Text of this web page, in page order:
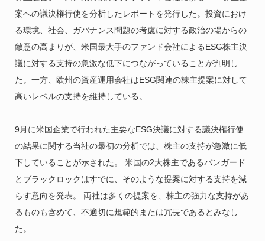
案への議決権行使を分析したレポートを発行した。投資におけ
る環境、社会、ガバナンス問題の考慮に対する政治の場からの
敵意の高まりが、米国最大手のファンド会社によるESG株主決
議に対する支持の急激な低下につながっていることが判明し
た。一方、欧州の資産運用会社はESG関連の株主提案に対して
高いレベルの支持を維持している。
9月に米国企業で行われた主要なESG決議に対する議決権行使
の結果に関する当社の最初の分析では、株主の支持が急激に低
下していることが示された。 米国の2大株主であるバンガード
とブラックロックはすでに、そのような提案に対する支持を減
らす意向を発表。 両社は多くの提案を、株主の強力な支持があ
るものも含めて、不適切に規範的または冗長であるとみなし
た。